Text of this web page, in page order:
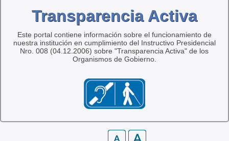
Transparencia Activa
Este portal contiene información sobre el funcionamiento de
nuestra institución en cumplimiento del Instructivo Presidencial
Nro. 008 (04.12.2006) sobre "Transparencia Activa" de los
Organismos de Gobierno.